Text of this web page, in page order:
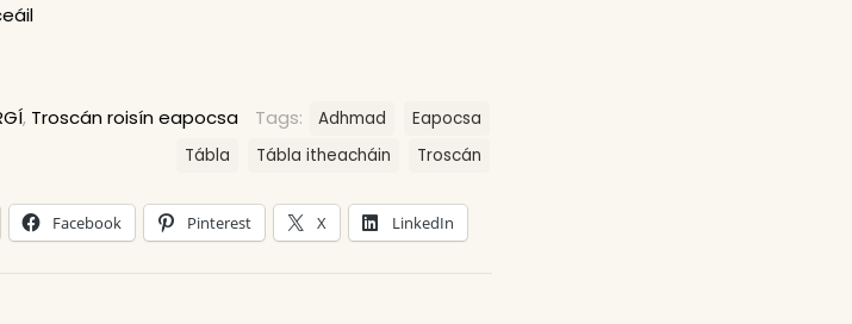
, Troscán roisín eapocsa Tags: Adhmad
Eapocsa
Tábla
Tábla itheacháin Troscán
Facebook Pinterest X LinkedIn